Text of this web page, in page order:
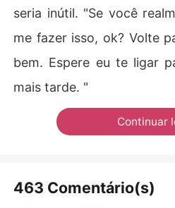
seria inútil. "Se você
me fazer isso, ok? Volte
bem. Espere eu te ligar
mais tarde. "
Continuar
463 Comentário(s)